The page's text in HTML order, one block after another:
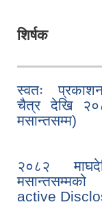
शिर्षक
स्वतः
चैत्र देखि
मसान्तसम्म)
२०८२
active